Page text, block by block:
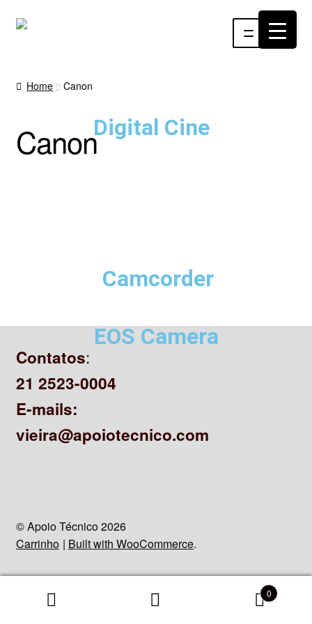
Menu
RF
PARTES E PEÇAS
CONTATO
Home Canon
CanonDigital Cine
Camcorder
EOS Camera
Contatos:
21 2523-0004
E-mails:
vieira@apoiotecnico.com
© Apoio Técnico 2026
Carrinho
Built with WooCommerce.
0